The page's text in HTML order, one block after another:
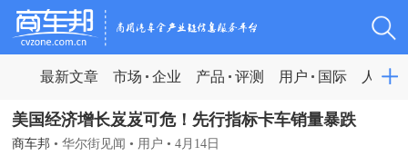
最新文章 市场 企业 产品 评测 用户 国际 人物
美国经济增长岌岌可危！先行指标卡车销量暴跌
商车邦 • 华尔街见闻 • 用户 • 4月14日